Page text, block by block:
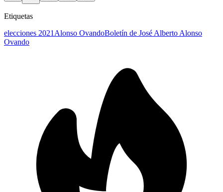
Etiquetas
elecciones 2021 Alonso OvandoBoletín de José Alberto Alonso
Ovando